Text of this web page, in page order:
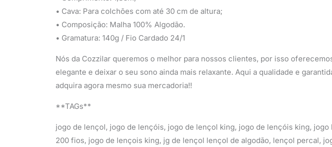
• Cava: Para colchões com até 30 cm de altura;
• Composição: Malha 100% Algodão.
• Gramatura: 140g / Fio Cardado 24/1
Nós da Cozzilar queremos o melhor para nossos clientes, por isso
elegante e deixar o seu sono ainda mais relaxante. Aqui a qualidade e
adquira agora mesmo sua mercadoria!!
**TAGs**
jogo de lençol, jogo de lençóis, jogo de lençol king, jogo de lençóis king,
200 fios, jogo de lençois king, jg de lençol lençol de algodão, lençol percal,